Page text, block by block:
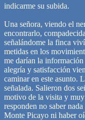
indicarme su subida.
Una señora, viendo el
encontrarlo,
señalándome la finca
metidas en los
me darían la información
alegría y satisfacción
caminar en este asunto.
señalada. Salieron dos
motivo de la visita y
responden no saber
Monte Picayo ni haber